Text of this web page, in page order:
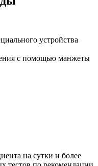
устройства
с помощью манжеты
на сутки и более